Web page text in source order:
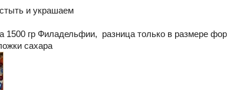
и украшаем
1500 гр Филадельфии, разница только в размере
сахара